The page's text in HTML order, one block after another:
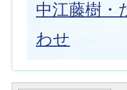
中江藤樹・
わせ